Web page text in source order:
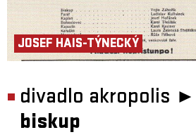
JOSEF HAIS-TÝNECKÝ
divadlo akropolis ►
biskup